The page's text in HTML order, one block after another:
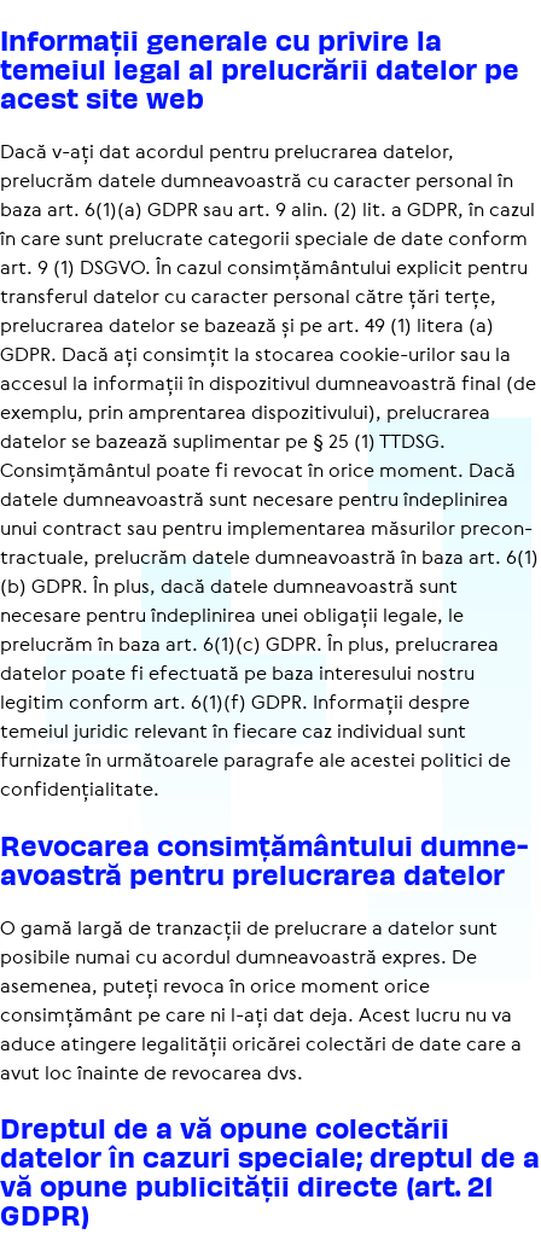
Infor­mații generale cu privire la
temeiul legal al prelu­crării datelor pe
acest site web
Dacă v-ați dat acordul pentru prelucrarea datelor,
prelucrăm datele dumneavoastră cu caracter personal în
baza art. 6(1)(a) GDPR sau art. 9 alin. (2) lit. a GDPR, în cazul
în care sunt prelucrate categorii speciale de date conform
art. 9 (1) DSGVO. În cazul consimțământului explicit pentru
transferul datelor cu caracter personal către țări terțe,
prelucrarea datelor se bazează și pe art. 49 (1) litera (a)
GDPR. Dacă ați consimțit la stocarea cookie-urilor sau la
accesul la informații în dispozitivul dumneavoastră final (de
exemplu, prin amprentarea dispozitivului), prelucrarea
datelor se bazează suplimentar pe § 25 (1) TTDSG.
Consimțământul poate fi revocat în orice moment. Dacă
datele dumneavoastră sunt necesare pentru îndeplinirea
unui contract sau pentru implementarea măsurilor precon­
trac­tuale, prelucrăm datele dumneavoastră în baza art. 6(1)
(b) GDPR. În plus, dacă datele dumneavoastră sunt
necesare pentru îndeplinirea unei obligații legale, le
prelucrăm în baza art. 6(1)(c) GDPR. În plus, prelucrarea
datelor poate fi efectuată pe baza interesului nostru
legitim conform art. 6(1)(f) GDPR. Informații despre
temeiul juridic relevant în fiecare caz individual sunt
furnizate în următoarele paragrafe ale acestei politici de
confi­den­ți­a­li­tate.
Revocarea consimțământului dumne­
a­voastră pentru prelu­crarea datelor
O gamă largă de tranzacții de prelucrare a datelor sunt
posibile numai cu acordul dumneavoastră expres. De
asemenea, puteți revoca în orice moment orice
consimțământ pe care ni l-ați dat deja. Acest lucru nu va
aduce atingere legalității oricărei colectări de date care a
avut loc înainte de revocarea dvs.
Dreptul de a vă opune colec­tării
datelor în cazuri speciale; dreptul de a
vă opune publi­ci­tății directe (art. 21
GDPR)